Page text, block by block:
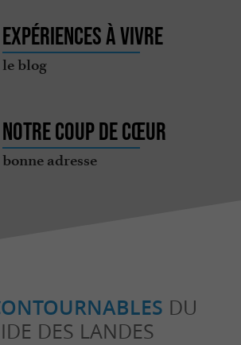
Expériences à vivre
le blog
Notre coup de cœur
bonne adresse
DU
DES LANDES